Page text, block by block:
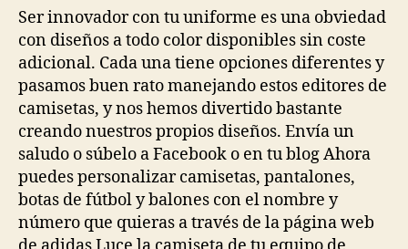
Ser innovador con tu uniforme es una obviedad
con diseños a todo color disponibles sin coste
adicional. Cada una tiene opciones diferentes y
pasamos buen rato manejando estos editores de
camisetas, y nos hemos divertido bastante
creando nuestros propios diseños. Envía un
saludo o súbelo a Facebook o en tu blog Ahora
puedes personalizar camisetas, pantalones,
botas de fútbol y balones con el nombre y
número que quieras a través de la página web